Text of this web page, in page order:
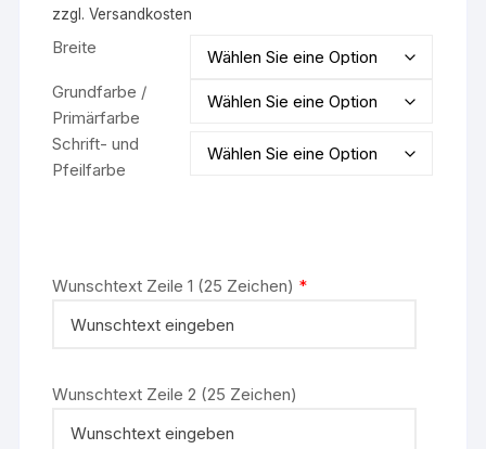
zzgl.Versandkosten
Breite
Grundfarbe /
Primärfarbe
Schrift- und
Pfeilfarbe
Wunschtext Zeile 1 (25 Zeichen) *
Wunschtext Zeile 2 (25 Zeichen)